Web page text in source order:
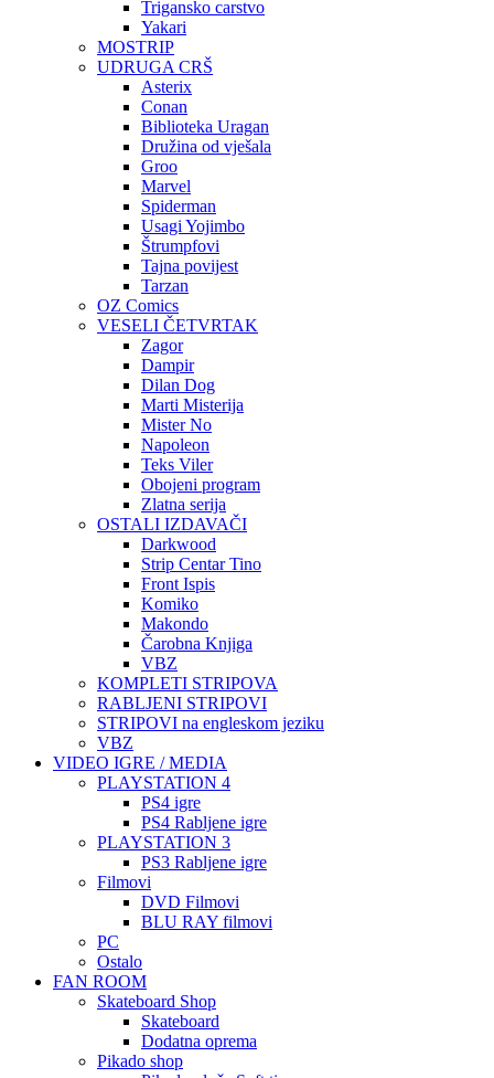
Trigansko carstvo
Yakari
MOSTRIP
UDRUGA CRŠ
Asterix
Conan
Biblioteka Uragan
Družina od vješala
Groo
Marvel
Spiderman
Usagi Yojimbo
Štrumpfovi
Tajna povijest
Tarzan
OZ Comics
VESELI ČETVRTAK
Zagor
Dampir
Dilan Dog
Marti Misterija
Mister No
Napoleon
Teks Viler
Obojeni program
Zlatna serija
OSTALI IZDAVAČI
Darkwood
Strip Centar Tino
Front Ispis
Komiko
Makondo
Čarobna Knjiga
VBZ
KOMPLETI STRIPOVA
RABLJENI STRIPOVI
STRIPOVI na engleskom jeziku
VBZ
VIDEO IGRE / MEDIA
PLAYSTATION 4
PS4 igre
PS4 Rabljene igre
PLAYSTATION 3
PS3 Rabljene igre
Filmovi
DVD Filmovi
BLU RAY filmovi
PC
Ostalo
FAN ROOM
Skateboard Shop
Skateboard
Dodatna oprema
Pikado shop